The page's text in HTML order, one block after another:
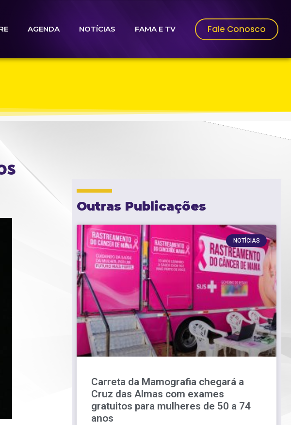
AGENDA NOTÍCIAS FAMA E TV Fale Conosco
Outras Publicações
NOTÍCIAS
Carreta da Mamografia chegará a
Cruz das Almas com exames
gratuitos para mulheres de 50 a 74
anos